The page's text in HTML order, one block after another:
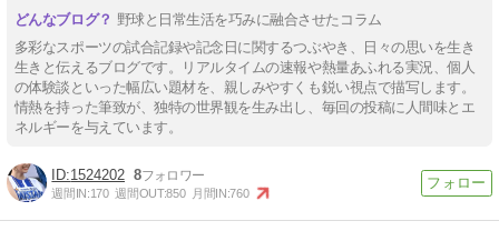
野球と日常生活を巧みに融合させたコラム
多彩なスポーツの試合記録や記念日に関するつぶやき、日々の思いを生き
生きと伝えるブログです。リアルタイムの速報や熱量あふれる実況、個人
の体験談といった幅広い題材を、親しみやすくも鋭い視点で描写します。
情熱を持った筆致が、独特の世界観を生み出し、毎回の投稿に人間味とエ
ネルギーを与えています。
1524202 8
週間IN:170 週間OUT:850 月間IN:760